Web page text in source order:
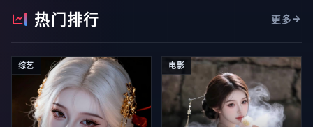
热门排行 更多
综艺 电影